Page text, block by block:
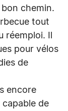
bon chemin.
tout
Il
pour vélos
de
encore
capable de